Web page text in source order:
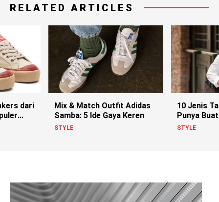
RELATED ARTICLES
dari
Mix & Match Outfit Adidas
Samba: 5 Ide Gaya Keren
STYLE
10 Jenis
Punya
Lo
STYLE